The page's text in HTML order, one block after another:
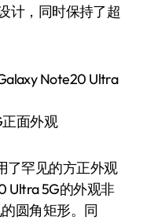
计，同时保持了超
面外观
了罕见的方正外观
Ultra 5G的外观非
圆角矩形。同